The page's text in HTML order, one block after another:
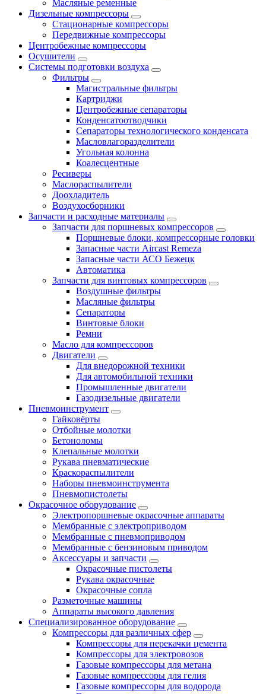
Масляные ременные
Дизельные компрессоры
Стационарные компрессоры
Передвижные компрессоры
Центробежные компрессоры
Осушители
Системы подготовки воздуха
Фильтры
Магистральные фильтры
Картриджи
Центробежные сепараторы
Конденсатоотводчики
Сепараторы технологического конденсата
Масловлагоразделители
Угольная колонна
Коалесцентные
Ресиверы
Маслораспылители
Доохладитель
Воздухосборники
Запчасти и расходные материалы
Запчасти для поршневых компрессоров
Поршневые блоки, компрессорные головки
Запасные части Aircast Remeza
Запасные части АСО Бежецк
Автоматика
Запчасти для винтовых компрессоров
Воздушные фильтры
Масляные фильтры
Сепараторы
Винтовые блоки
Ремни
Масло для компрессоров
Двигатели
Для внедорожной техники
Для автомобильной техники
Промышленные двигатели
Газодизельные двигатели
Пневмоинструмент
Гайковёрты
Отбойные молотки
Бетоноломы
Клепальные молотки
Рукава пневматические
Краскораспылители
Наборы пневмоинструмента
Пневмопистолеты
Окрасочное оборудование
Электропоршневые окрасочные аппараты
Мембранные с электроприводом
Мембранные с пневмоприводом
Мембранные с бензиновым приводом
Аксессуары и запчасти
Окрасочные пистолеты
Рукава окрасочные
Окрасочные сопла
Разметочные машины
Аппараты высокого давления
Специализированное оборудование
Компрессоры для различных сфер
Компрессоры для перекачки цемента
Компрессоры для электровозов
Газовые компрессоры для метана
Газовые компрессоры для гелия
Газовые компрессоры для водорода